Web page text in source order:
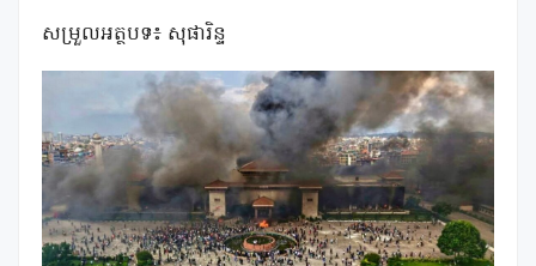
សម្រួលអត្ថបទ៖ សុផារិន្ទ